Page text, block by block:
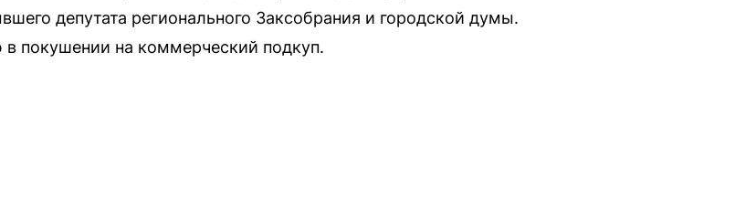
депутата регионального Заксобрания и городской думы.
покушении на коммерческий подкуп.